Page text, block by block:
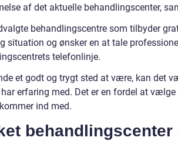
af det aktuelle behandlingscenter,
behandlingscentre som tilbyder
situation og ønsker en at tale
telefonlinje.
et godt og trygt sted at være, kan det
erfaring med. Det er en fordel at
ind med.